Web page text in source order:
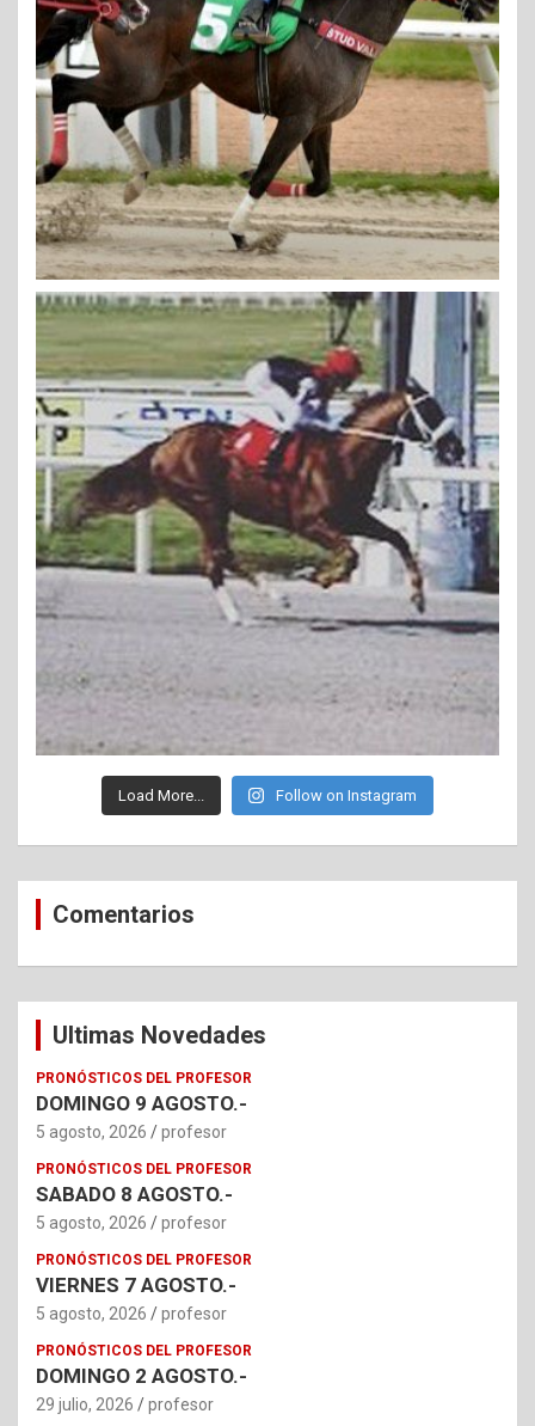
Load More... Follow on Instagram
Comentarios
Ultimas Novedades
PRONÓSTICOS DEL PROFESOR
DOMINGO 9 AGOSTO.-
5 agosto, 2026 profesor
PRONÓSTICOS DEL PROFESOR
SABADO 8 AGOSTO.-
5 agosto, 2026 profesor
PRONÓSTICOS DEL PROFESOR
VIERNES 7 AGOSTO.-
5 agosto, 2026 profesor
PRONÓSTICOS DEL PROFESOR
DOMINGO 2 AGOSTO.-
29 julio, 2026 profesor